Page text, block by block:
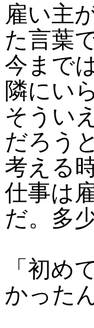
雇い主
た言葉
今まで
隣にい
そうい
だろう
考える
仕事は
だ。多
「初め
かった